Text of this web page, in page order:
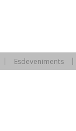
Esdeveniments